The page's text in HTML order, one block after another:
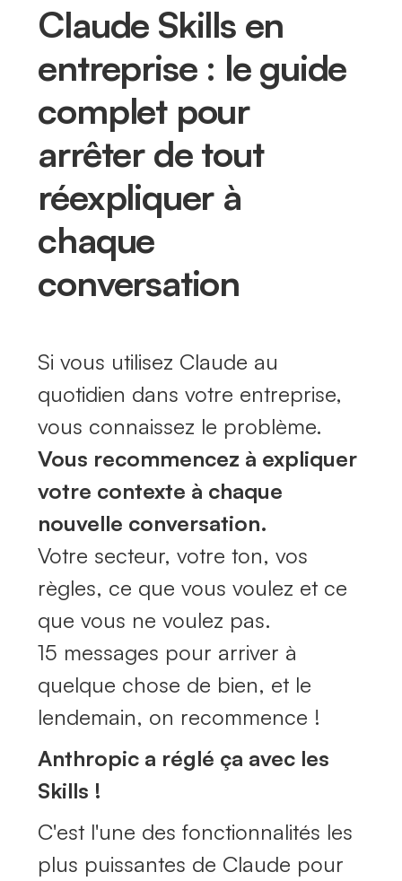
Claude Skills en
entreprise : le guide
complet pour
arrêter de tout
réexpliquer à
chaque
conversation
Si vous utilisez Claude au
quotidien dans votre entreprise,
vous connaissez le problème.
Vous recommencez à expliquer
votre contexte à chaque
nouvelle conversation.
Votre secteur, votre ton, vos
règles, ce que vous voulez et ce
que vous ne voulez pas.
15 messages pour arriver à
quelque chose de bien, et le
lendemain, on recommence !
Anthropic a réglé ça avec les
Skills !
C'est l'une des fonctionnalités les
plus puissantes de Claude pour